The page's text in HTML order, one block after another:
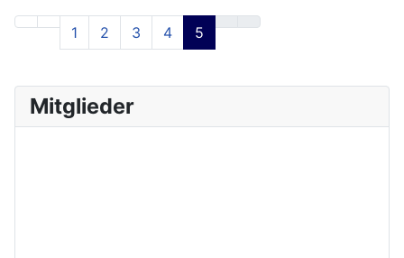
1 2 3 4 5
Mitglieder